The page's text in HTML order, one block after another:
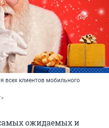
всех клиентов мобильного
ожидаемых и